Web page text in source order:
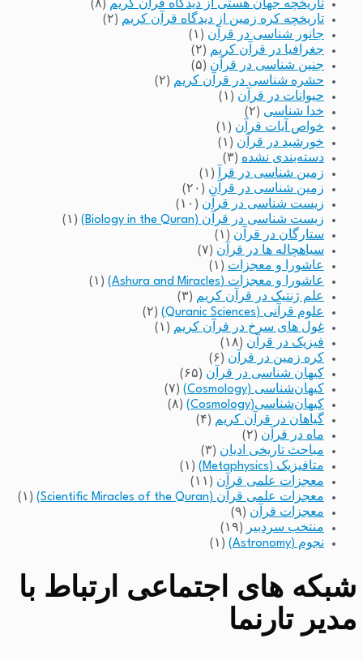
تاریخچه جهان هستی از دیدگاه قرآن کریم (۸)
تاریخچه کره زمین از دیدگاه قرآن کریم (۲)
جانور شناسی در قرآن (۱)
جغرافیا در قرآن کریم (۲)
جنین شناسی در قرآن (۵)
حشره شناسی در قرآن کریم (۲)
حیوانات در قرآن (۱)
خدا شناسی (۲)
خواص آیات قرآن (۱)
خورشید در قرآن (۱)
دسته‌بندی نشده (۳)
زمین شناسی در قرآ
(۱)
زمین شناسی در قرآن (۲۰)
زیست شناسی در قرآن (۱۰)
زیست شناسی در قرآن (Biology in the Quran)
(۱)
ستارگان در قرآن (۱)
سیاهچاله ها در قرآن (۷)
عاشورا و معجزات (۱)
عاشورا و معجزات (Ashura and Miracles)
(۱)
علم ژنتیک در قرآن کریم (۳)
علوم قرآنی (Quranic Sciences)
(۲)
غول های سرخ در قرآن کریم (۱)
فیزیک در قرآن (۱۸)
کره زمین در قرآن (۶)
کیهان شناسی در قرآن (۶۵)
کیهان‌شناسی (Cosmology)
(۷)
کیهان‌شناسی(Cosmology)
(۸)
گیاهان در قرآن کریم (۴)
ماه در قرآن (۲)
مباحث تاریخی ادیان (۳)
متافیزیک (Metaphysics)
(۱)
معجزات علمی قرآن (۱۱)
معجزات علمی قرآن (Scientific Miracles of the Quran)
(۱)
معجزات قرآن (۹)
منتخب سردبیر
(۱۹)
نجوم (Astronomy)
(۱)
شبکه های اجتماعی ارتباط با
مدیر تارنما